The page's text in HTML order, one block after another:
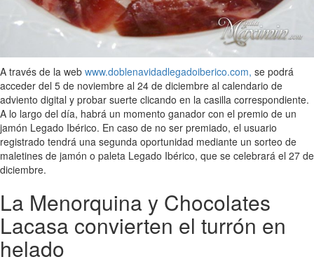
A través de la web www.doblenavidadlegadoiberico.com, se podrá
acceder del 5 de noviembre al 24 de diciembre al calendario de
adviento digital y probar suerte clicando en la casilla correspondiente.
A lo largo del día, habrá un momento ganador con el premio de un
jamón Legado Ibérico. En caso de no ser premiado, el usuario
registrado tendrá una segunda oportunidad mediante un sorteo de
maletines de jamón o paleta Legado Ibérico, que se celebrará el 27 de
diciembre.
La Menorquina y Chocolates
Lacasa convierten el turrón en
helado